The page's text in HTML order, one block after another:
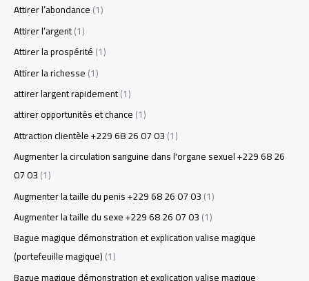
Attirer l’abondance(1)
Attirer l’argent(1)
Attirer la prospérité(1)
Attirer la richesse(1)
attirer largent rapidement(1)
attirer opportunités et chance(1)
Attraction clientèle +229 68 26 07 03(1)
Augmenter la circulation sanguine dans l'organe sexuel +229 68 26
07 03(1)
Augmenter la taille du penis +229 68 26 07 03(1)
Augmenter la taille du sexe +229 68 26 07 03(1)
Bague magique démonstration et explication valise magique
(portefeuille magique)(1)